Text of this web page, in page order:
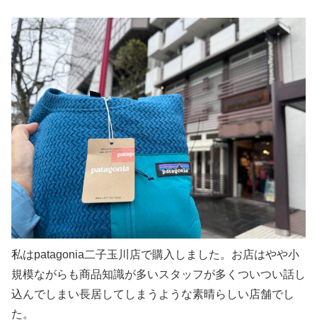
私はpatagonia二子玉川店で購入しました。お店はやや小
規模ながらも商品知識が多いスタッフが多くついつい話し
込んでしまい長居してしまうような素晴らしい店舗でし
た。